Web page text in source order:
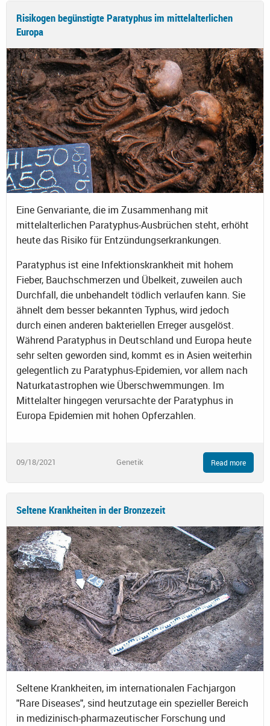
Risikogen begünstigte Paratyphus im mittelalterlichen
Europa
Eine Genvariante, die im Zusammenhang mit
mittelalterlichen Paratyphus-Ausbrüchen steht, erhöht
heute das Risiko für Entzündungserkrankungen.
Paratyphus ist eine Infektionskrankheit mit hohem
Fieber, Bauchschmerzen und Übelkeit, zuweilen auch
Durchfall, die unbehandelt tödlich verlaufen kann. Sie
ähnelt dem besser bekannten Typhus, wird jedoch
durch einen anderen bakteriellen Erreger ausgelöst.
Während Paratyphus in Deutschland und Europa heute
sehr selten geworden sind, kommt es in Asien weiterhin
gelegentlich zu Paratyphus-Epidemien, vor allem nach
Naturkatastrophen wie Überschwemmungen. Im
Mittelalter hingegen verursachte der Paratyphus in
Europa Epidemien mit hohen Opferzahlen.
09/18/2021 Genetik Read more
Seltene Krankheiten in der Bronzezeit
Seltene Krankheiten, im internationalen Fachjargon
"Rare Diseases", sind heutzutage ein spezieller Bereich
in medizinisch-pharmazeutischer Forschung und